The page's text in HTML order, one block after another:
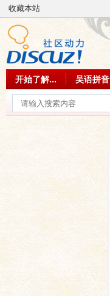
收藏本站
开始了解... 吴语拼音